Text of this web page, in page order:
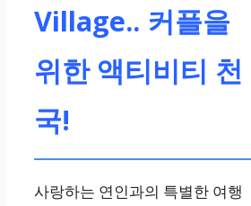
Village.. 커플을
위한 액티비티 천
국!
사랑하는 연인과의 특별한 여행